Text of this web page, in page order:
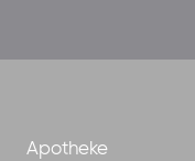
Apotheke